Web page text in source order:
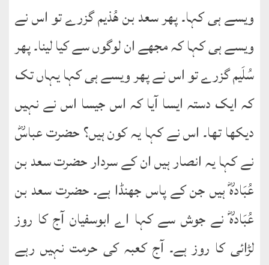
ویسے ہی کہا۔ پھر سعد بن ھُذیم گزرے تو اس نے
ویسے ہی کہا کہ مجھے ان لوگوں سے کیا لینا۔ پھر
سُلَیم گزرے تو اس نے پھر ویسے ہی کہا یہاں تک
کہ ایک دستہ ایسا آیا کہ اس جیسا اس نے نہیں
دیکھا تھا۔ اس نے کہا یہ کون ہیں؟ حضرت عباسؓ
نے کہا یہ انصار ہیں ان کے سردار حضرت سعد بن
عُبَادہؓ ہیں جن کے پاس جھنڈا ہے۔ حضرت سعد بن
عُبَادہؓ نے جوش سے کہا اے ابوسفیان آج کا روز
لڑائی کا روز ہے۔ آج کعبہ کی حرمت نہیں رہے